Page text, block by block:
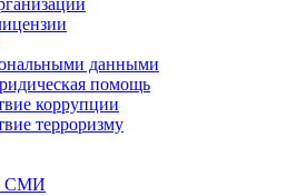
данными
помощь
коррупции
терроризму
СМИ